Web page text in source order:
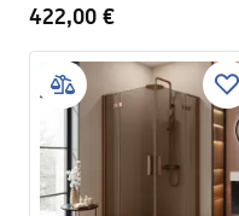
422,00 €